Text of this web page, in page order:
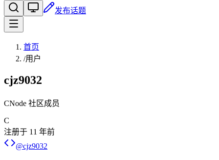
发布话题
首页
/用户
cjz9032
CNode 社区成员
C
注册于 11 年前
@cjz9032